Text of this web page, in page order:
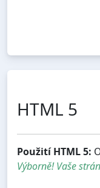
HTML 5
Použití HTML 5:
Výborně! Vaše